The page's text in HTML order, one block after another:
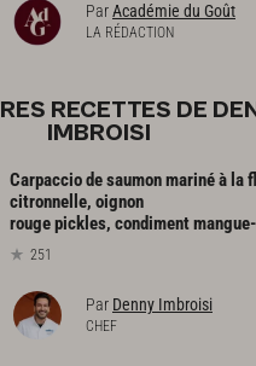
ParAcadémie du Goût
LA RÉDACTION
RECETTES DE
IMBROISI
Carpaccio de saumon mariné à la
citronnelle, oignon
rouge pickles, condiment
251
Par Denny Imbroisi
CHEF